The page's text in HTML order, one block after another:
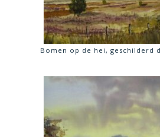
Bomen op de hei, geschilderd